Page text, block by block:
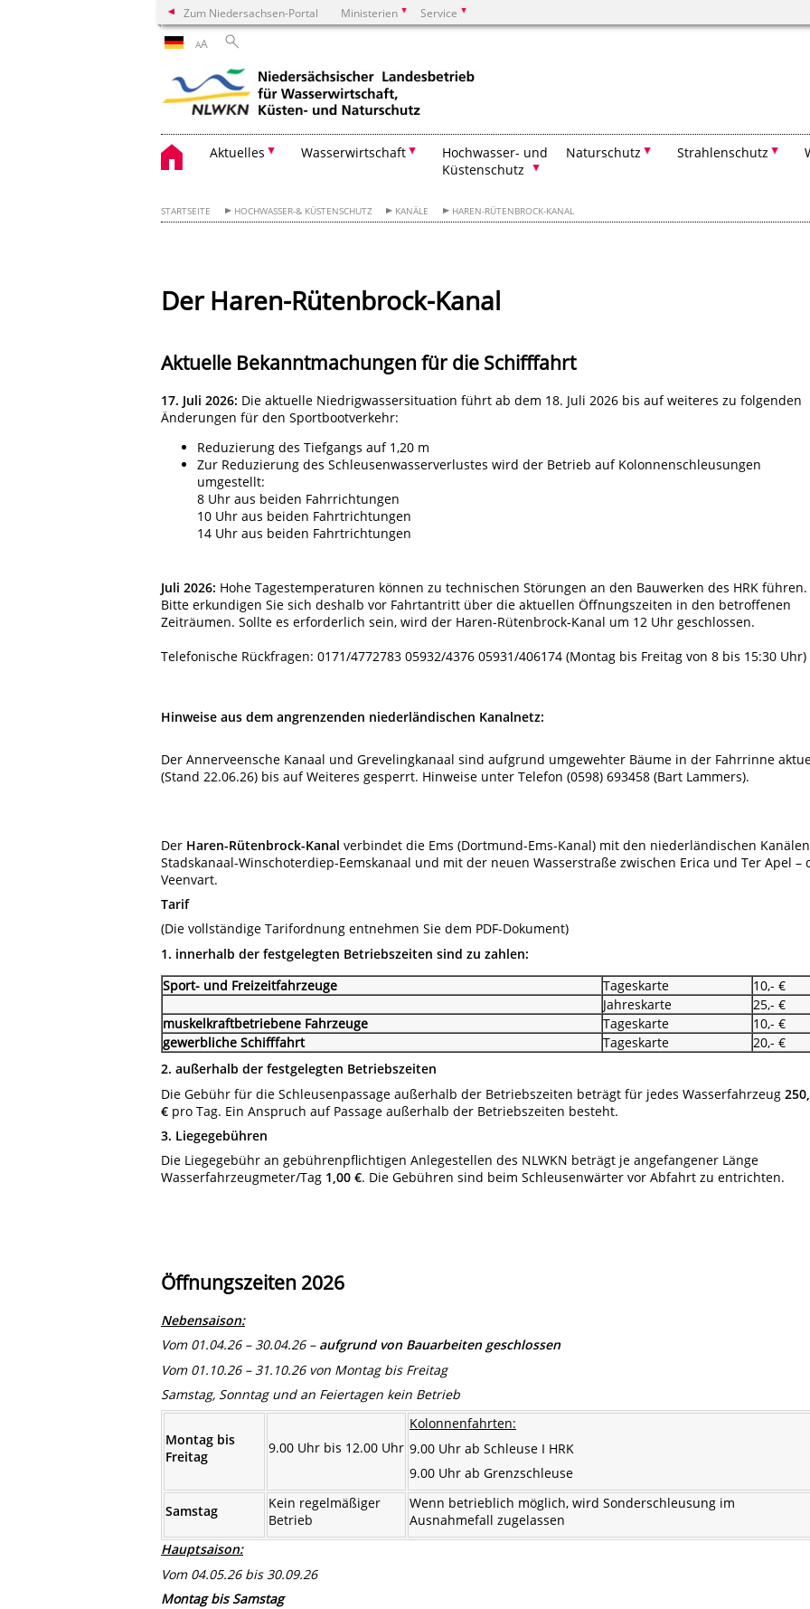
Zum Niedersachsen-Portal Ministerien Service
AA
Aktuelles Wasserwirtschaft
Hochwasser- und
Küstenschutz
Naturschutz Strahlenschutz
STARTSEITE HOCHWASSER-& KÜSTENSCHUTZ KANÄLE HAREN-RÜTENBROCK-KANAL
Der Haren-Rütenbrock-Kanal
Aktuelle Bekanntmachungen für die Schifffahrt
17. Juli 2026: Die aktuelle Niedrigwassersituation führt ab dem 18. Juli 2026 bis auf weiteres zu folgenden
Änderungen für den Sportbootverkehr:
Reduzierung des Tiefgangs auf 1,20 m
Zur Reduzierung des Schleusenwasserverlustes wird der Betrieb auf Kolonnenschleusungen
umgestellt:
8 Uhr aus beiden Fahrrichtungen
10 Uhr aus beiden Fahrtrichtungen
14 Uhr aus beiden Fahrtrichtungen
Juli 2026: Hohe Tagestemperaturen können zu technischen Störungen an den Bauwerken des HRK führen.
Bitte erkundigen Sie sich deshalb vor Fahrtantritt über die aktuellen Öffnungszeiten in den betroffenen
Zeiträumen. Sollte es erforderlich sein, wird der Haren-Rütenbrock-Kanal um 12 Uhr geschlossen.
Telefonische Rückfragen: 0171/4772783 05932/4376 05931/406174 (Montag bis Freitag von 8 bis 15:30 Uhr)
Hinweise aus dem angrenzenden niederländischen Kanalnetz:
Der Annerveensche Kanaal und Grevelingkanaal sind aufgrund umgewehter Bäume in der Fahrrinne
(Stand 22.06.26) bis auf Weiteres gesperrt. Hinweise unter Telefon (0598) 693458 (Bart Lammers).
Der Haren-Rütenbrock-Kanal verbindet die Ems (Dortmund-Ems-Kanal) mit den niederländischen Kanälen
Stadskanaal-Winschoterdiep-Eemskanaal und mit der neuen Wasserstraße zwischen Erica und Ter Apel –
Veenvart.
Tarif
(Die vollständige Tarifordnung entnehmen Sie dem PDF-Dokument)
1. innerhalb der festgelegten Betriebszeiten sind zu zahlen:
Sport- und Freizeitfahrzeuge
Tageskarte
10,- €
Jahreskarte
25,- €
muskelkraftbetriebene Fahrzeuge
Tageskarte
10,- €
gewerbliche Schifffahrt
Tageskarte
20,- €
2. außerhalb der festgelegten Betriebszeiten
Die Gebühr für die Schleusenpassage außerhalb der Betriebszeiten beträgt für jedes Wasserfahrzeug
€ pro Tag. Ein Anspruch auf Passage außerhalb der Betriebszeiten besteht.
3. Liegegebühren
Die Liegegebühr an gebührenpflichtigen Anlegestellen des NLWKN beträgt je angefangener Länge
Wasserfahrzeugmeter/Tag 1,00 €. Die Gebühren sind beim Schleusenwärter vor Abfahrt zu entrichten.
Öffnungszeiten 2026
Nebensaison:
Vom 01.04.26 – 30.04.26 – aufgrund von Bauarbeiten geschlossen
Vom 01.10.26 – 31.10.26 von Montag bis Freitag
Samstag, Sonntag und an Feiertagen kein Betrieb
Montag bis
Freitag
9.00 Uhr bis 12.00 Uhr
Kolonnenfahrten:
9.00 Uhr ab Schleuse I HRK
9.00 Uhr ab Grenzschleuse
Samstag
Kein regelmäßiger
Betrieb
Wenn betrieblich möglich, wird Sonderschleusung im
Ausnahmefall zugelassen
Hauptsaison:
Vom 04.05.26 bis 30.09.26
Montag bis Samstag